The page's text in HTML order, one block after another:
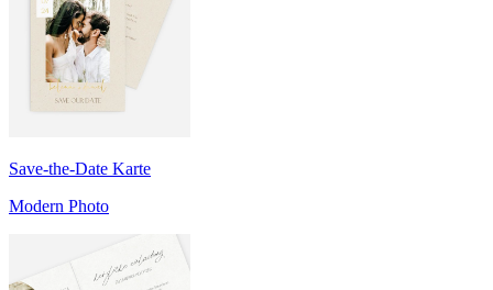
Save-the-Date Karte
Modern Photo